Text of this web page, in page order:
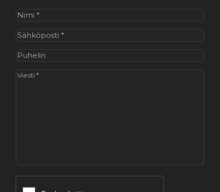
Nimi(Pakollinen)
Sähköposti(Pakollinen)
Puhelin
Viesti(Pakollinen)